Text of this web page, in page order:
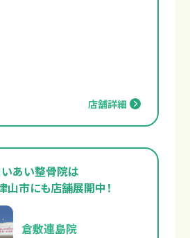
店舗詳細
あい整骨院は
山市にも店舗展開中！
倉敷連島院